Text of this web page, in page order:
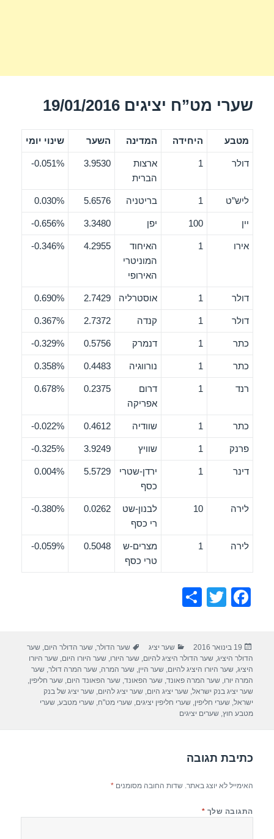
שערי מט”ח יציגים 19/01/2016
מטבע היחידה המדינה השער שינוי יומי
דולר 1
ארצות
הברית
3.9530
0.051%-
ליש”ט 1 בריטניה 5.6576
0.030%
יין 100 יפן 3.3480
0.656%-
אירו 1
האיחוד
המוניטרי
האירופי
4.2955
0.346%-
דולר 1 אוסטרליה 2.7429
0.690%
דולר 1 קנדה 2.7372
0.367%
כתר 1 דנמרק 0.5756
0.329%-
כתר 1 נורווגיה 0.4483
0.358%
רנד 1
דרום
אפריקה
0.2375
0.678%
כתר 1 שוודיה 0.4612
0.022%-
פרנק 1 שוויץ 3.9249
0.325%-
דינר 1
ירדן-שטרי
כסף
5.5729
0.004%
לירה 10
לבנון-שט
רי כסף
0.0262
0.380%-
לירה 1
מצרים-ש
טרי כסף
0.5048
0.059%-
F
e
b
o
o
T
er
e
פורסם
בתאריך
19 בינואר 2016 קטגוריות
שער יציג תגיות
שער הדולר,שער הדולר היום,שער
הדולר היציג,שער הדולר היציג להיום,שער היורו,שער היורו היום,שער היורו
היציג,שער היורו היציג להיום,שער היין,שער המרה,שער המרה דולר,שער
המרה יורו,שער המרה פאונד,שער הפאונד,שער הפאונד היום,שער חליפין,
שער יציג בנק ישראל,שער יציג היום,שער יציג להיום,שער יציג של בנק
ישראל,שערי חליפין,שערי חליפין יציגים,שערי מט"ח,שערי מטבע,שערי
מטבע חוץ,שערים יציגים
כתיבת תגובה
האימייל לא יוצג באתר. שדות החובה מסומנים*
התגובה שלך *